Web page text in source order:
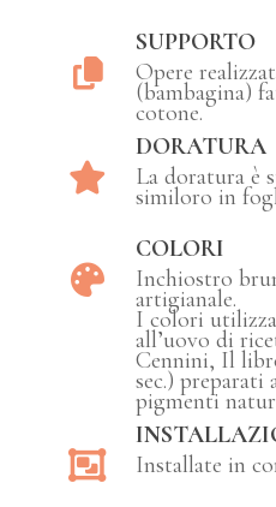
SUPPORTO
Opere
(bambagina)
cotone.
DORATURA
La doratura è
similoro in
COLORI
Inchiostro
artigianale.
I colori
all’uovo di
Cennini, Il
sec.) preparati
pigmenti
Installate in